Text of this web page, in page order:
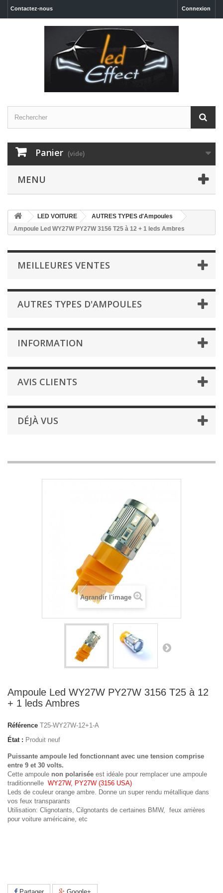
Connexion
Contactez-nous
Panier (vide)
MENU
LED VOITURE
AUTRES TYPES d'Ampoules
Ampoule Led WY27W PY27W 3156 T25 à 12 + 1 leds Ambres
MEILLEURES VENTES
AUTRES TYPES D'AMPOULES
INFORMATION
AVIS CLIENTS
DÉJÀ VUS
Agrandir l'image
Ampoule Led WY27W PY27W 3156 T25 à 12
+ 1 leds Ambres
Référence T25-WY27W-12+1-A
État : Produit neuf
Puissante ampoule led fonctionnant avec une tension comprise
entre 9 et 30 volts.
Cette ampoule non polarisée est idéale pour remplacer une ampoule
traditionnelle WY27W, PY27W (3156 USA)
Leds de couleur orange ambre. Donne un super rendu métallique dans
vos feux transparants
Utilisation: Clignotants, Cilgnotants de certaines BMW, feux arrières
pour voiture américaine, etc